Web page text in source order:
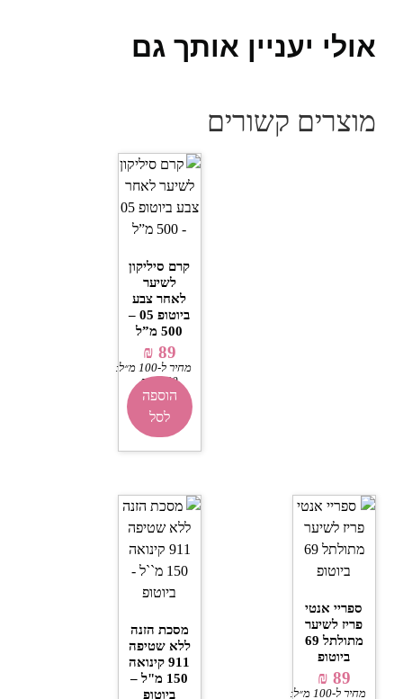
אולי יעניין אותך גם
מוצרים קשורים
קרם סיליקון
לשיער
לאחר צבע
ביוטופ 05 –
500 מ”ל
₪ 89
מחיר ל-100 מ״ל:
₪
17.80
הוספה
לסל
ספריי אנטי
פריז לשיער
מתולתל 69
ביוטופ
₪ 89
מחיר ל-100 מ״ל:
מסכת הזנה
ללא שטיפה
911 קינואה
150 מ"ל –
ביוטופ